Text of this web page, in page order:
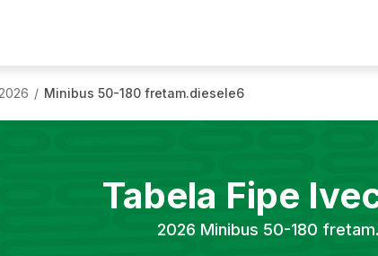
2026 / Minibus 50-180 fretam.diesele6
Tabela Fipe
2026 Minibus 50-180